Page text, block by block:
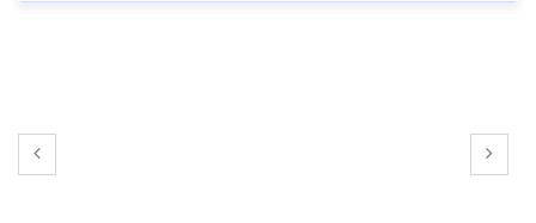
certifiée USDA et FSC™ est classée en fonction du
pourcentage de bio-caoutchouc - 90 %, 75 %, 65 % et